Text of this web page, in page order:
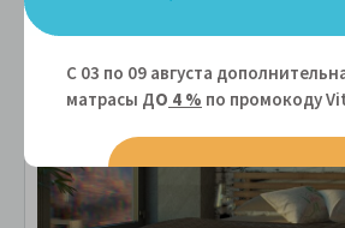
С 03 по 09 августа
матрасы ДО 4 % по промокоду